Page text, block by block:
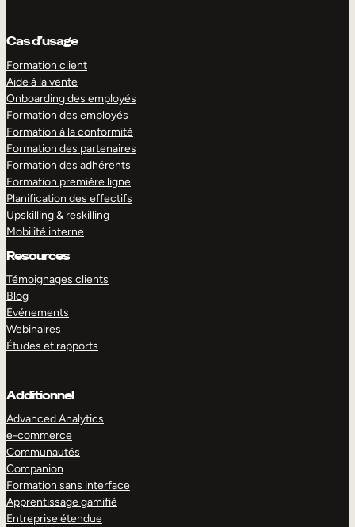
Cas d’usage
Formation client
Aide à la vente
Onboarding des employés
Formation des employés
Formation à la conformité
Formation des partenaires
Formation des adhérents
Formation première ligne
Planification des effectifs
Upskilling & reskilling
Mobilité interne
Resources
Témoignages clients
Blog
Événements
Webinaires
Études et rapports
Additionnel
Advanced Analytics
e-commerce
Communautés
Companion
Formation sans interface
Apprentissage gamifié
Entreprise étendue